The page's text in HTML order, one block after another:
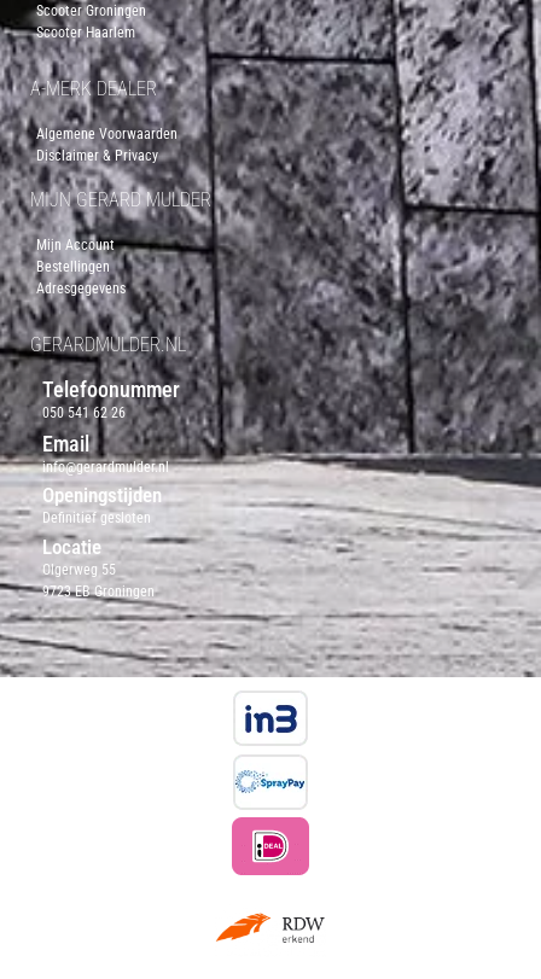
Scooter Groningen
Scooter Haarlem
A-MERK DEALER
Algemene Voorwaarden
Disclaimer & Privacy
MIJN GERARD MULDER
Mijn Account
Bestellingen
Adresgegevens
GERARDMULDER.NL
Telefoonummer
050 541 62 26
Email
info@gerardmulder.nl
Openingstijden
Definitief gesloten
Locatie
Olgerweg 55
9723 EB Groningen